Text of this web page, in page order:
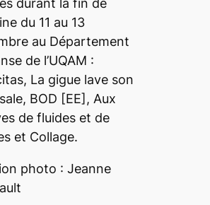
durant la fin de
du 11 au 13
au Département
de l’UQAM :
, La gigue lave son
, BOD [EE] , Aux
de fluideset de
et Collage.
photo : Jeanne